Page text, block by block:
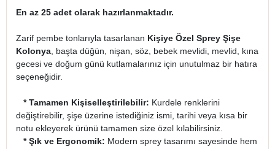
En az 25 adet olarak hazırlanmaktadır.
Zarif pembe tonlarıyla tasarlanan Kişiye Özel Sprey Şişe
Kolonya, başta düğün, nişan, söz, bebek mevlidi, mevlid, kına
gecesi ve doğum günü kutlamalarınız için unutulmaz bir hatıra
seçeneğidir.
* Tamamen Kişiselleştirilebilir: Kurdele renklerini
değiştirebilir, şişe üzerine istediğiniz ismi, tarihi veya kısa bir
notu ekleyerek ürünü tamamen size özel kılabilirsiniz.
* Şık ve Ergonomik: Modern sprey tasarımı sayesinde hem